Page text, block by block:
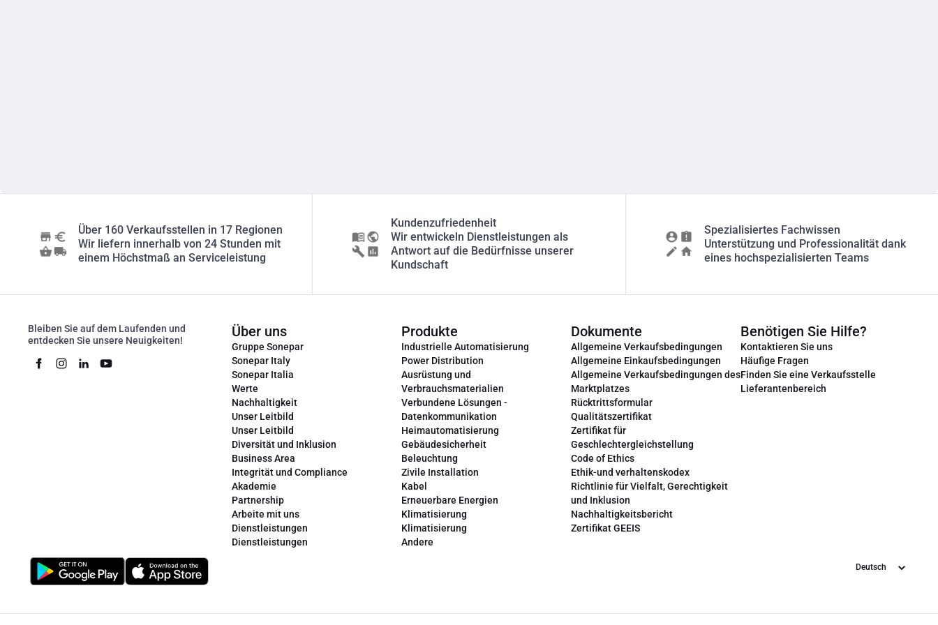
Über 160 Verkaufsstellen in 17 Regionen
Wir liefern innerhalb von 24 Stunden mit
einem Höchstmaß an Serviceleistung
Kundenzufriedenheit
Wir entwickeln Dienstleistungen als
Antwort auf die Bedürfnisse unserer
Kundschaft
Spezialisiertes Fachwissen
Unterstützung und Professionalität dank
eines hochspezialisierten Teams
Bleiben Sie auf dem Laufenden und
entdecken Sie unsere Neuigkeiten!
Über uns
Gruppe Sonepar
Sonepar Italy
Sonepar Italia
Werte
Nachhaltigkeit
Unser Leitbild
Unser Leitbild
Diversität und Inklusion
Business Area
Integrität und Compliance
Akademie
Partnership
Arbeite mit uns
Dienstleistungen
Dienstleistungen
Produkte
Industrielle Automatisierung
Power Distribution
Ausrüstung und
Verbrauchsmaterialien
Verbundene Lösungen -
Datenkommunikation
Heimautomatisierung
Gebäudesicherheit
Beleuchtung
Zivile Installation
Kabel
Erneuerbare Energien
Klimatisierung
Klimatisierung
Andere
Dokumente
Allgemeine Verkaufsbedingungen
Allgemeine Einkaufsbedingungen
Allgemeine Verkaufsbedingungen des
Marktplatzes
Rücktrittsformular
Qualitätszertifikat
Zertifikat für
Geschlechtergleichstellung
Code of Ethics
Ethik-und verhaltenskodex
Richtlinie für Vielfalt, Gerechtigkeit
und Inklusion
Nachhaltigkeitsbericht
Zertifikat GEEIS
Benötigen Sie Hilfe?
Kontaktieren Sie uns
Häufige Fragen
Finden Sie eine Verkaufsstelle
Lieferantenbereich
Sprache